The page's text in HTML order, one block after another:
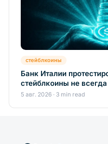
стейблкоины
Банк Италии
стейблкоины не
5 авг. 2026 · 3 min read